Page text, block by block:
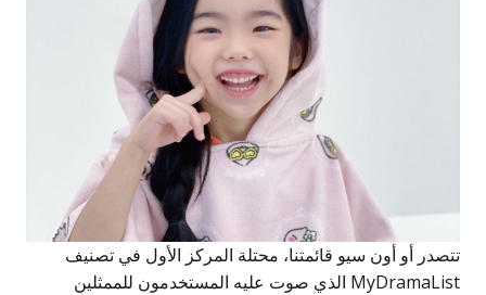
أو أون سيو قائمتنا، محتلة المركز الأول في تصنيف
MyDramaList الذي صوت عليه المستخدمون للممثلين